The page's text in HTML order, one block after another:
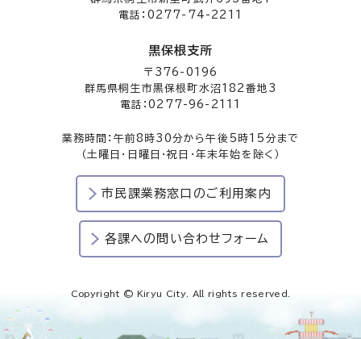
電話：0277-74-2211
黒保根支所
〒376-0196
群馬県桐生市黒保根町水沼182番地3
電話：0277-96-2111
業務時間：午前8時30分から午後5時15分まで
（土曜日・日曜日・祝日・年末年始を除く）
市民課業務窓口のご利用案内
各課への問い合わせフォーム
Copyright © Kiryu City. All rights reserved.